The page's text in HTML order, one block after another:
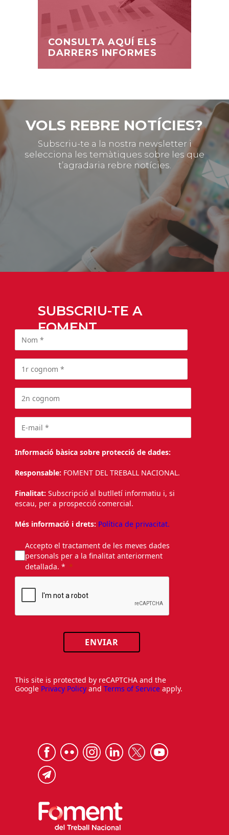
CONSULTA AQUÍ ELS
DARRERS INFORMES
VOLS REBRE NOTÍCIES?
Subscriu-te a la nostra newsletter i
selecciona les temàtiques sobre les que
t’agradaria rebre notícies.
SUBSCRIU-TE A
FOMENT
Informació bàsica sobre protecció de dades:
Responsable: FOMENT DEL TREBALL NACIONAL.
Finalitat: Subscripció al butlletí informatiu i, si
escau, per a prospecció comercial.
Més informació i drets: Política de privacitat.
Accepto el tractament de les meves dades
personals per a la finalitat anteriorment
detallada. *
ENVIAR
This site is protected by reCAPTCHA and the
Google Privacy Policy and Terms of Service apply.